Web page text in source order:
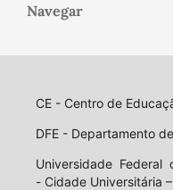
Navegar
CE - Centro de
DFE - Departamento
Universidade
- Cidade Universitária